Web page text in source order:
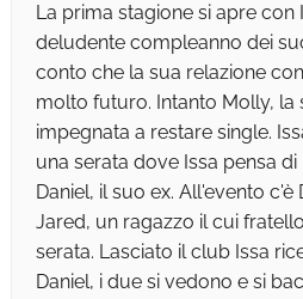
La prima stagione si apre con
deludente compleanno dei
conto che la sua relazione
molto futuro. Intanto Molly, la
impegnata a restare single.
una serata dove Issa pensa
Daniel, il suo ex. All'evento c'è
Jared, un ragazzo il cui
serata. Lasciato il club Issa
Daniel, i due si vedono e si